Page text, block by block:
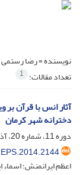
نویسنده =رضا رستمی
تعداد مقالات: 1
آثار انس با قرآن
دخترانه شهر کرمان
دوره 11، شماره 20، آذر 1393، صفحه
اعظم ایرانمنش؛